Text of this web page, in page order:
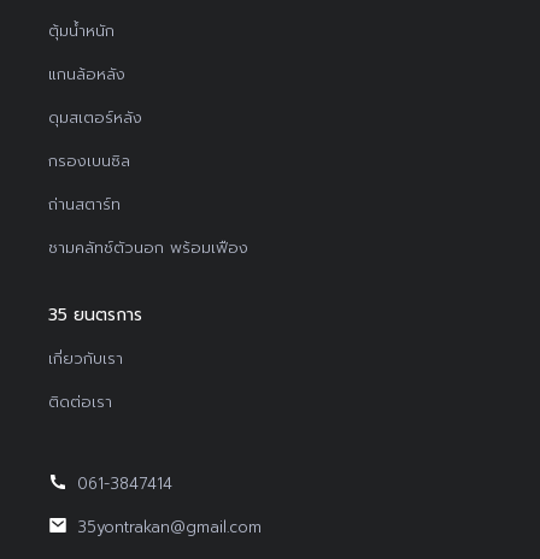
ตุ้มน้ำหนัก
แกนล้อหลัง
ดุมสเตอร์หลัง
กรองเบนซิล
ถ่านสตาร์ท
ชามคลัทช์ตัวนอก พร้อมเฟือง
35 ยนตรการ
เกี่ยวกับเรา
ติดต่อเรา
061-3847414
35yontrakan@gmail.com